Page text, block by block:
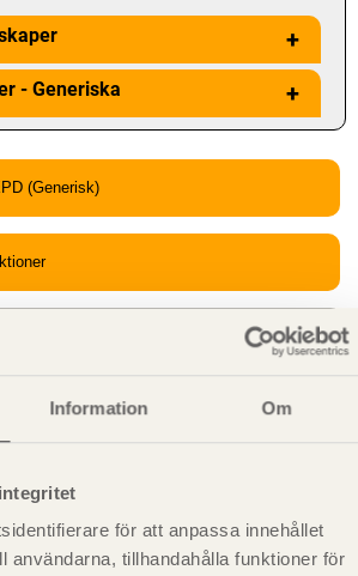
Information Om
för att anpassa innehållet
användarna, tillhandahålla funktioner för
+
- Generiska +
(Generisk)
konstruktion.